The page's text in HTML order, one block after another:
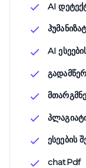
AI
AI
ესეების
chatPdf